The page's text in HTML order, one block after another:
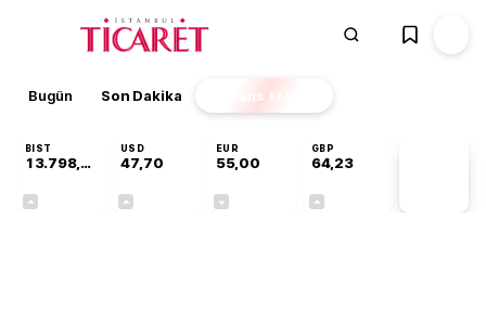
Bugün Son Dakika Finans EKSTRA
BIST
13.798,82
USD
47,70
EUR
55,00
GBP
64,23